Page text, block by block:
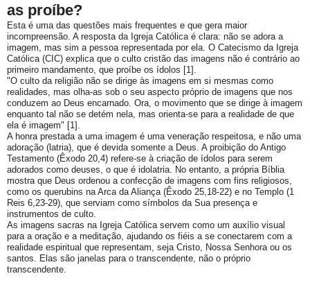
as proíbe?
Esta é uma das questões mais frequentes e que gera maior
incompreensão. A resposta da Igreja Católica é clara: não se adora a
imagem, mas sim a pessoa representada por ela. O Catecismo da Igreja
Católica (CIC) explica que o culto cristão das imagens não é contrário ao
primeiro mandamento, que proíbe os ídolos [1].
"O culto da religião não se dirige às imagens em si mesmas como
realidades, mas olha-as sob o seu aspecto próprio de imagens que nos
conduzem ao Deus encarnado. Ora, o movimento que se dirige à imagem
enquanto tal não se detém nela, mas orienta-se para a realidade de que
ela é imagem" [1].
A honra prestada a uma imagem é uma veneração respeitosa , e não uma
adoração (latria), que é devida somente a Deus. A proibição do Antigo
Testamento (Êxodo 20,4) refere-se à criação de ídolos para serem
adorados como deuses, o que é idolatria. No entanto, a própria Bíblia
mostra que Deus ordenou a confecção de imagens com fins religiosos,
como os querubins na Arca da Aliança (Êxodo 25,18-22) e no Templo (1
Reis 6,23-29), que serviam como símbolos da Sua presença e
instrumentos de culto.
As imagens sacras na Igreja Católica servem como um auxílio visual
para a oração e a meditação, ajudando os fiéis a se conectarem com a
realidade espiritual que representam, seja Cristo, Nossa Senhora ou os
santos. Elas são janelas para o transcendente, não o próprio
transcendente.